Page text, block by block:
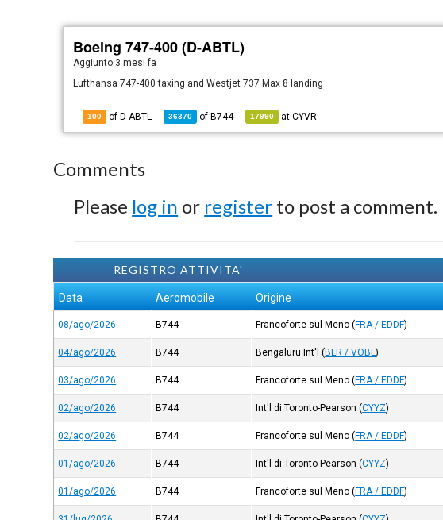
Boeing 747-400 (D-ABTL)
Aggiunto 3 mesi fa
Lufthansa 747-400 taxing and Westjet 737 Max 8 landing
100 of D-ABTL 36370 of B744 17990 atCYVR
Comments
Please log in or register to post a comment.
REGISTRO ATTIVITA'
Data Aeromobile Origine
08/ago/2026 B744 Francoforte sul Meno (FRA / EDDF)
04/ago/2026 B744 Bengaluru Int'l (BLR / VOBL)
03/ago/2026 B744 Francoforte sul Meno (FRA / EDDF)
02/ago/2026 B744 Int'l di Toronto-Pearson (CYYZ)
02/ago/2026 B744 Francoforte sul Meno (FRA / EDDF)
01/ago/2026 B744 Int'l di Toronto-Pearson (CYYZ)
01/ago/2026 B744 Francoforte sul Meno (FRA / EDDF)